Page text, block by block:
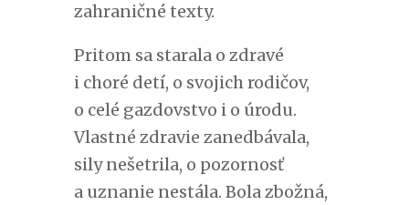
zahraničné texty.
Pritom sa starala o zdravé
i choré detí, o svojich rodičov,
o celé gazdovstvo i o úrodu.
Vlastné zdravie zanedbávala,
sily nešetrila, o pozornosť
a uznanie nestála. Bola zbožná,